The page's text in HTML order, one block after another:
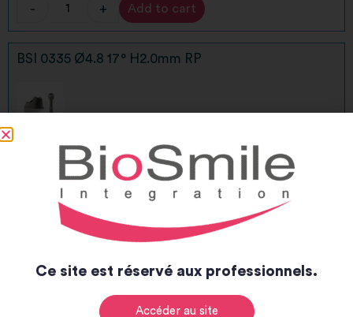
- + Add to cart
BSI 0335 Ø4.8 17° H2.0mm RP
- +
€ TTC
BSI 0336 Ø4.8 17° H3.0mm RP
Ce site est réservé aux professionnels.
Accéder au site